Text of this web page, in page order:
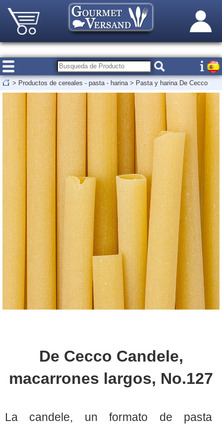
> Productos de cereales - pasta - harina > Pasta y harina De Cecco
De Cecco Candele,
macarrones largos, No.127
La candele, un formato de pasta